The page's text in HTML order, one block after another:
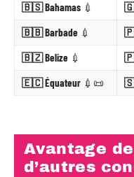
🇧🇸 Bahamas 💉
🇧🇧 Barbade 💉
🇧🇿 Belize 💉
🇪🇨 Équateur 💉📜
Avantage
d’autres